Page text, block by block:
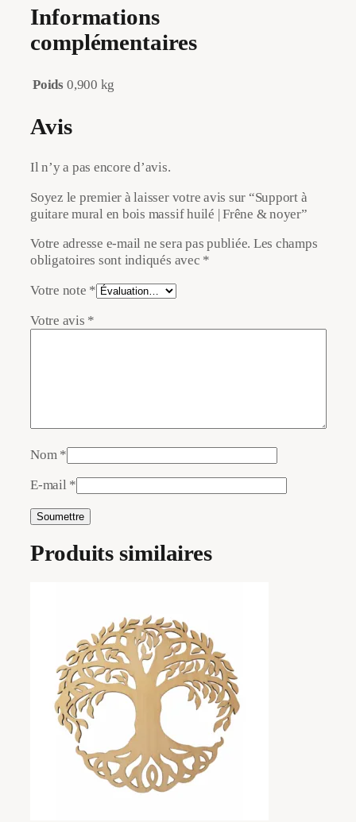
e
&
n
e
Informations
complémentaires
Poids 0,900 kg
Avis
Il n’y a pas encore d’avis.
Soyez le premier à laisser votre avis sur “Support à
guitare mural en bois massif huilé | Frêne & noyer”
Votre adresse e-mail ne sera pas publiée. Les champs
obligatoires sont indiqués avec *
Votre note *
Votre avis *
Nom *
E-mail *
Produits similaires